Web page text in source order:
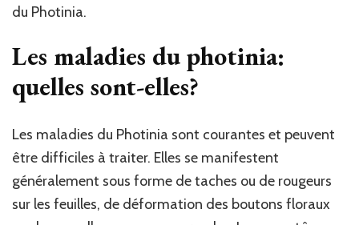
du Photinia.
Les maladies du photinia:
quelles sont-elles?
Les maladies du Photinia sont courantes et peuvent
être difficiles à traiter. Elles se manifestent
généralement sous forme de taches ou de rougeurs
sur les feuilles, de déformation des boutons floraux